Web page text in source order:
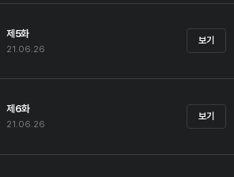
제5화
21.06.26
보기
제6화
21.06.26
보기